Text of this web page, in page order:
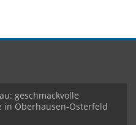
geschmackvolle
in Oberhausen-Osterfeld